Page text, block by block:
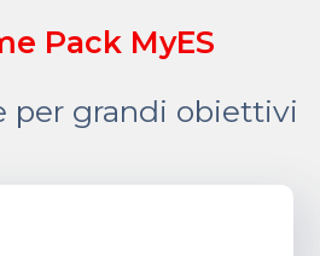
Pack MyES
per grandi obiettivi